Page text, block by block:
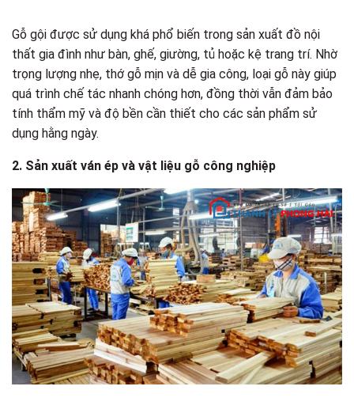
Gỗ gội được sử dụng khá phổ biến trong sản xuất đồ nội
thất gia đình như bàn, ghế, giường, tủ hoặc kệ trang trí. Nhờ
trọng lượng nhẹ, thớ gỗ mịn và dễ gia công, loại gỗ này giúp
quá trình chế tác nhanh chóng hơn, đồng thời vẫn đảm bảo
tính thẩm mỹ và độ bền cần thiết cho các sản phẩm sử
dụng hằng ngày.
2. Sản xuất ván ép và vật liệu gỗ công nghiệp